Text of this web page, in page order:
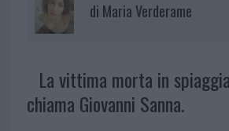
di Maria Verderame
La vittima morta in
chiama Giovanni Sanna.